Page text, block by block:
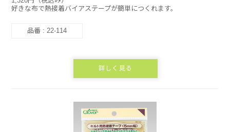
好きな布で熱接着バイアステープが簡単につくれます。
品番 : 22-114
詳しく見る